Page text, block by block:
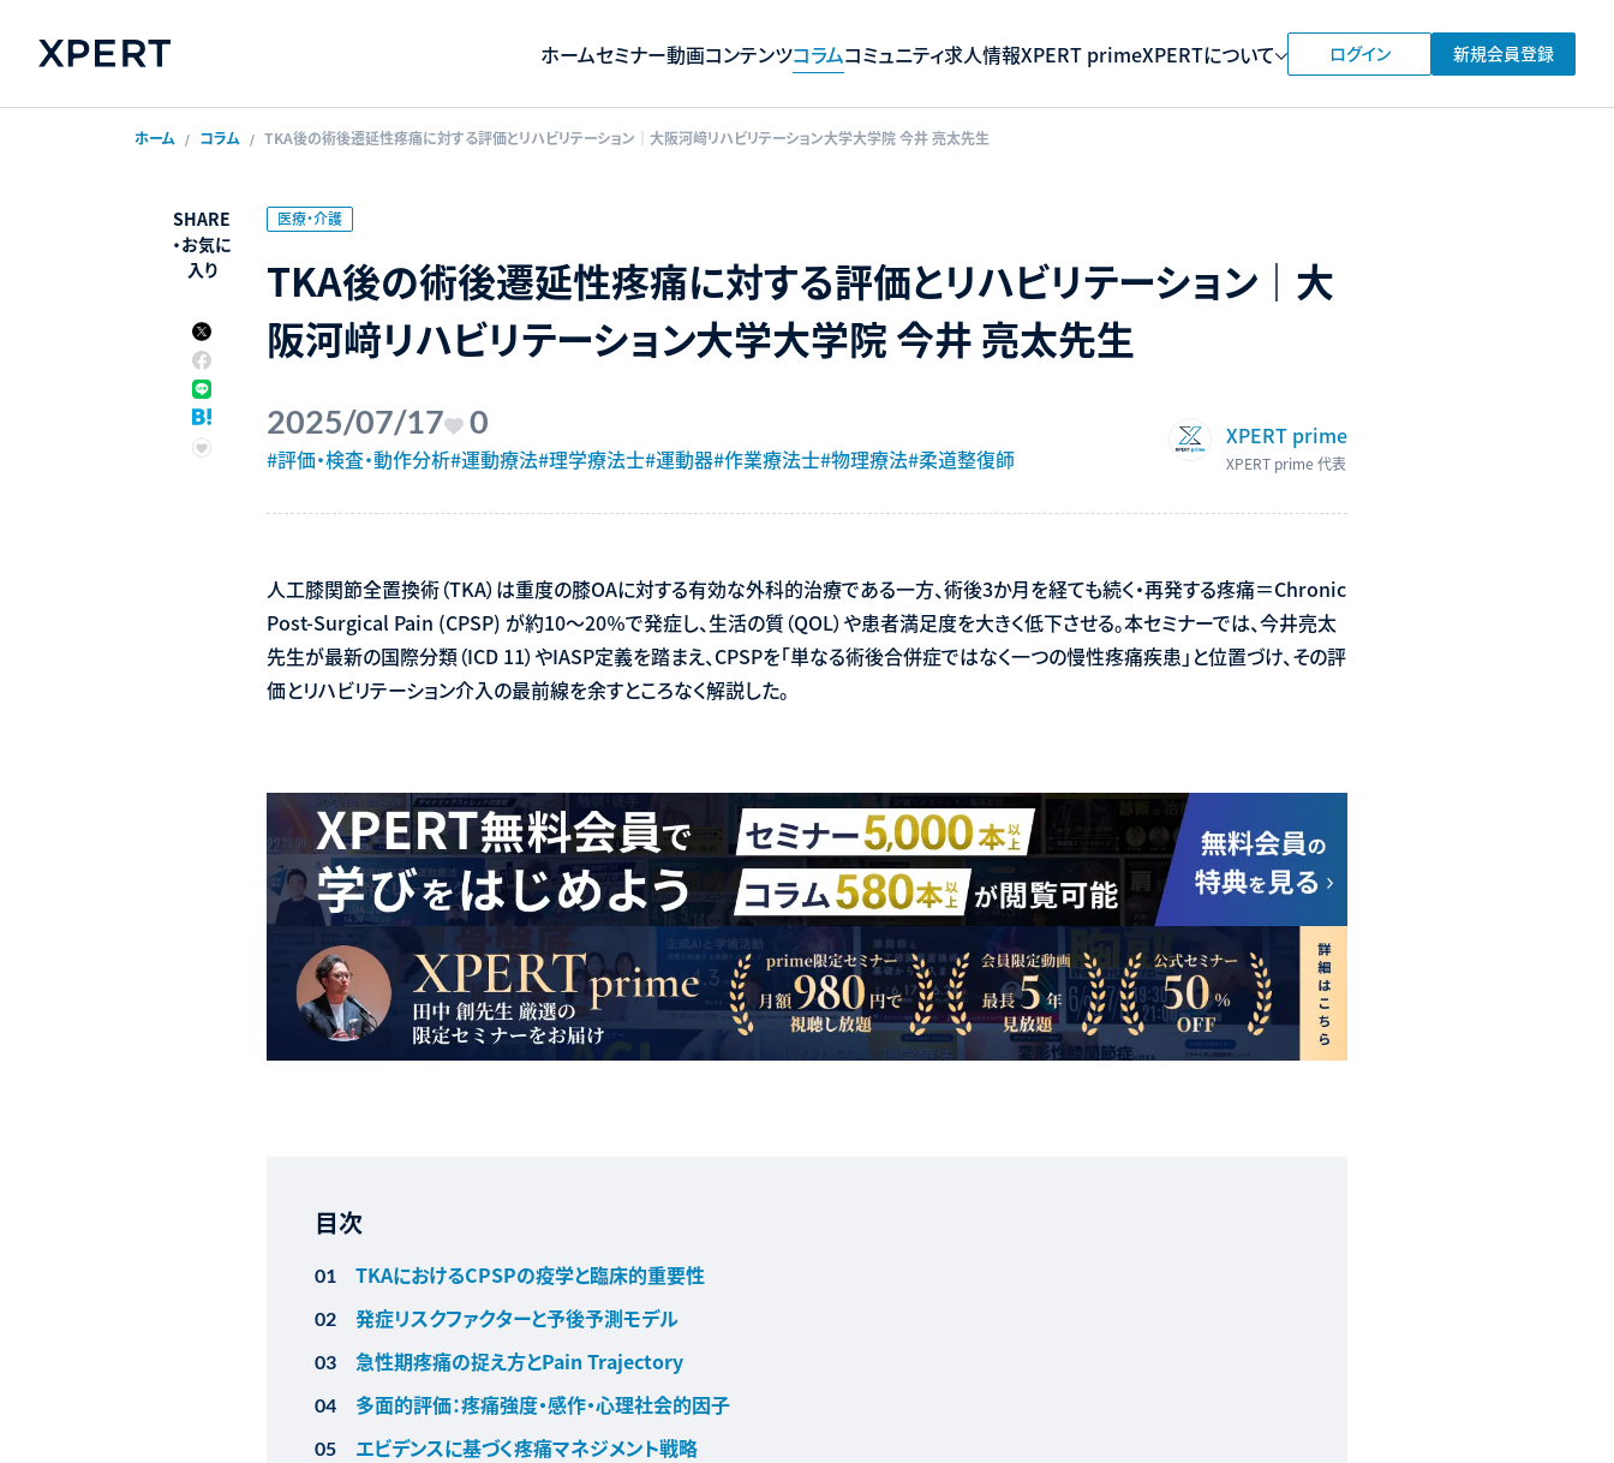
ホームセミナー動画コンテンツコラムコミュニティ求人情報XPERT primeXPERTについて ログイン 新規会員登録
ホーム コラム TKA後の術後遷延性疼痛に対する評価とリハビリテーション｜大阪河﨑リハビリテーション大学大学院 今井 亮太先生
医療・介護
TKA後の術後遷延性疼痛に対する評価とリハビリテーション｜大
阪河﨑リハビリテーション大学大学院 今井 亮太先生
2025/07/17 0
#評価・検査・動作分析#運動療法#理学療法士#運動器#作業療法士#物理療法#柔道整復師
XPERT prime
XPERT prime 代表
SHARE
・お気に
入り
人工膝関節全置換術（TKA）は重度の膝OAに対する有効な外科的治療である一方、術後3か月を経ても続く・再発する疼痛＝Chronic
Post-Surgical Pain (CPSP) が約10～20％で発症し、生活の質（QOL）や患者満足度を大きく低下させる。本セミナーでは、今井亮太
先生が最新の国際分類（ICD 11）やIASP定義を踏まえ、CPSPを「単なる術後合併症ではなく一つの慢性疼痛疾患」と位置づけ、その評
価とリハビリテーション介入の最前線を余すところなく解説した。
目次
TKAにおけるCPSPの疫学と臨床的重要性
発症リスクファクターと予後予測モデル
急性期疼痛の捉え方とPain Trajectory
多面的評価：疼痛強度・感作・心理社会的因子
エビデンスに基づく疼痛マネジメント戦略